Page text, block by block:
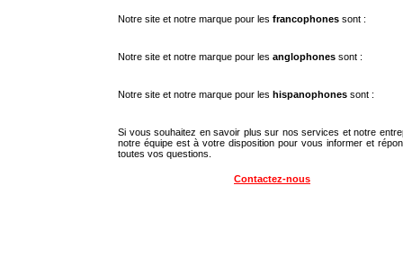
Notre site et notre marque pour les francophones sont :
Notre site et notre marque pour les anglophones sont :
Notre site et notre marque pour les hispanophones sont :
Si vous souhaitez en savoir plus sur nos services et notre
notre équipe est à votre disposition pour vous informer et
toutes vos questions.
Contactez-nous